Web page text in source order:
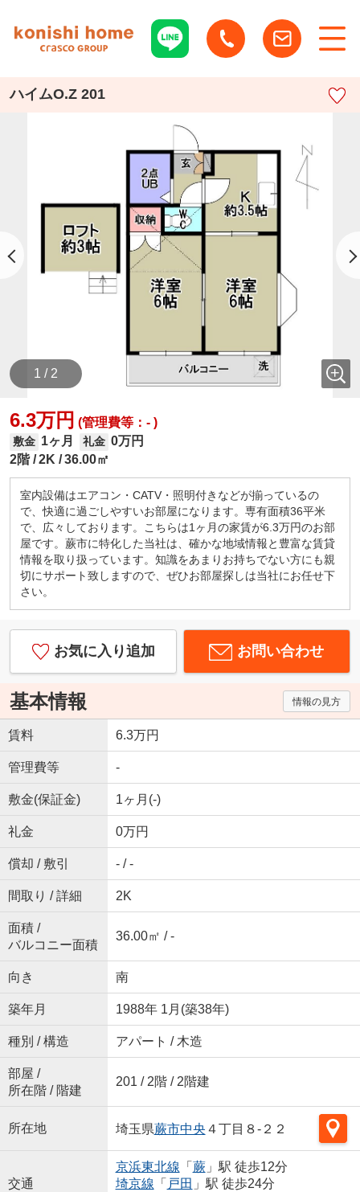
ハイムO.Z 201
1 / 2
6.3万円 (管理費等：- )
敷金 1ヶ月 礼金 0万円
2階 2K 36.00㎡
室内設備はエアコン・CATV・照明付きなどが揃っているの
で、快適に過ごしやすいお部屋になります。専有面積36平米
で、広々しております。こちらは1ヶ月の家賃が6.3万円のお部
屋です。蕨市に特化した当社は、確かな地域情報と豊富な賃貸
情報を取り扱っています。知識をあまりお持ちでない方にも親
切にサポート致しますので、ぜひお部屋探しは当社にお任せ下
さい。
お気に入り追加 お問い合わせ
基本情報 情報の見方
賃料 6.3万円
管理費等 -
敷金(保証金) 1ヶ月(-)
礼金 0万円
償却 / 敷引 - / -
間取り / 詳細 2K
面積 /
バルコニー面積
36.00㎡ / -
向き 南
築年月 1988年 1月(築38年)
種別 / 構造 アパート / 木造
部屋 /
所在階 / 階建
201 / 2階 / 2階建
所在地 埼玉県蕨市中央 ４丁目８-２２
交通
京浜東北線 「 蕨」駅 徒歩12分
埼京線 「 戸田 」駅 徒歩24分